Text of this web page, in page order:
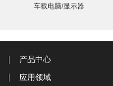
车载电脑/显示器
产品中心
应用领域